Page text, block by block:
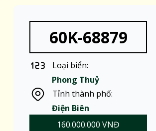
60K-68879
Loại biển:
Phong Thuỷ
Tỉnh thành phố:
Điện Biên
160.000.000 VNĐ